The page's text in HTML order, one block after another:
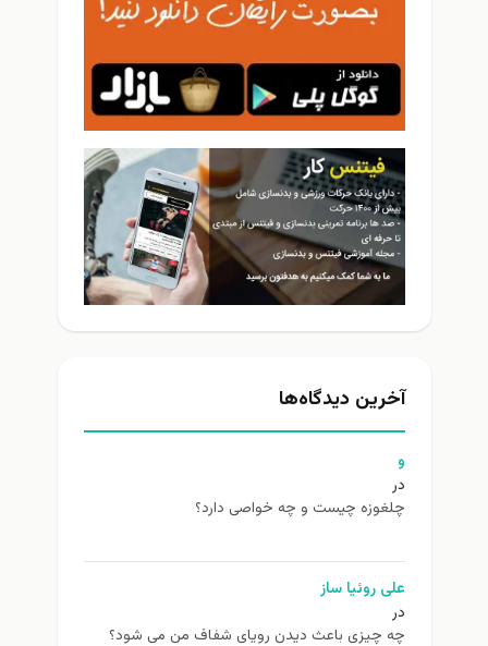
آخرین دیدگاه‌ها
و
در
چلغوزه چیست و چه خواصی دارد؟
علی روئیا ساز
در
چه چیزی باعث دیدن رویای شفاف من می شود؟